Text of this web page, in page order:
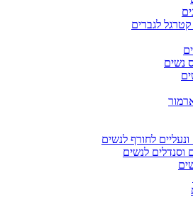
קטרגל לגברים
נשים
ונעליים לחורף לנשים
וסנדלים לנשים